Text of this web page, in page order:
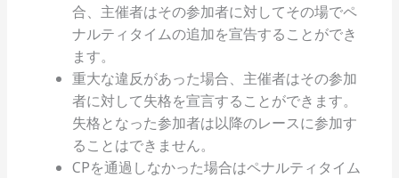
合、主催者はその参加者に対してその場でペ
ナルティタイムの追加を宣告することができ
ます。
重大な違反があった場合、主催者はその参加
者に対して失格を宣言することができます。
失格となった参加者は以降のレースに参加す
ることはできません。
CPを通過しなかった場合はペナルティタイム